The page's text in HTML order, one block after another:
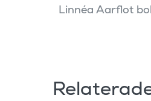
Linnéa Aarflot